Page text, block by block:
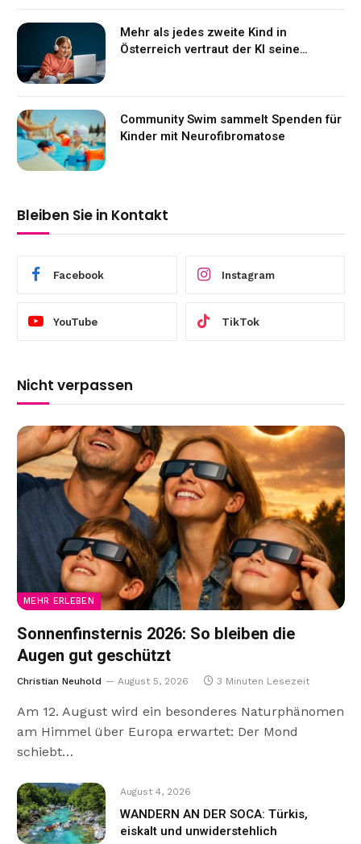
Mehr als jedes zweite Kind in
Österreich vertraut der KI seine
Community Swim sammelt Spenden für
Kinder mit Neurofibromatose
Bleiben Sie in Kontakt
Facebook Instagram
YouTube TikTok
Nicht verpassen
MEHR ERLEBEN
Sonnenfinsternis 2026: So bleiben die
Augen gut geschützt
Christian Neuhold August 5, 2026 3 Minuten Lesezeit
Am 12. August wird ein besonderes Naturphänomen
am Himmel über Europa erwartet: Der Mond
schiebt…
August 4, 2026
WANDERN AN DER SOCA: Türkis,
eiskalt und unwiderstehlich